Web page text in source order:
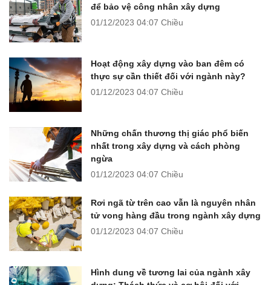
để bảo vệ công nhân xây dựng
01/12/2023 04:07 Chiều
Hoạt động xây dựng vào ban đêm có
thực sự cần thiết đối với ngành này?
01/12/2023 04:07 Chiều
Những chấn thương thị giác phổ biến
nhất trong xây dựng và cách phòng
ngừa
01/12/2023 04:07 Chiều
Rơi ngã từ trên cao vẫn là nguyên nhân
tử vong hàng đầu trong ngành xây dựng
01/12/2023 04:07 Chiều
Hình dung về tương lai của ngành xây